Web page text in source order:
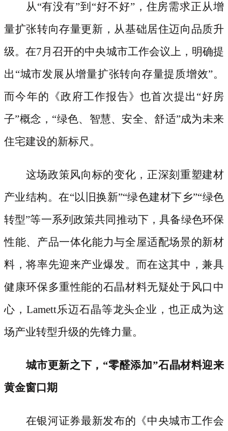
从“有没有”到“好不好”，住房需求正从增
量扩张转向存量更新，从基础居住迈向品质升
级。在7月召开的中央城市工作会议上，明确提
出“城市发展从增量扩张转向存量提质增效”。
而今年的《政府工作报告》也首次提出“好房
子”概念，“绿色、智慧、安全、舒适”成为未来
住宅建设的新标尺。
这场政策风向标的变化，正深刻重塑建材
产业结构。在“以旧换新”“绿色建材下乡”“绿色
转型”等一系列政策共同推动下，具备绿色环保
性能、产品一体化能力与全屋适配场景的新材
料，将率先迎来产业爆发。而在这其中，兼具
健康环保多重性能的石晶材料无疑处于风口中
心，Lamett乐迈石晶等龙头企业，也正成为这
场产业转型升级的先锋力量。
城市更新之下， “零醛添加”石晶材料迎来
黄金窗口期
在银河证券最新发布的《中央城市工作会